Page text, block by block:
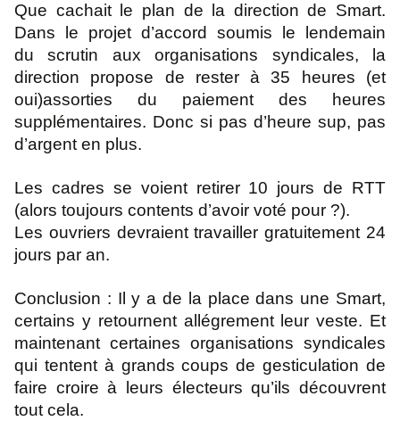
Que cachait le plan de la direction de Smart.
Dans le projet d’accord soumis le lendemain
duscrutin aux organisations syndicales, la
direction propose de rester à 35 heures (et
oui)assorties du paiement des heures
supplémentaires. Donc si pas d’heure sup, pas
d’argent en plus.
Les cadres se voient retirer 10 jours de RTT
(alors toujours contents d’avoir voté pour ?).
Les ouvriers devraient travailler gratuitement 24
jours par an.
Conclusion : Il y a de la place dans une Smart,
certains y retournent allégrement leur veste. Et
maintenant certaines organisations syndicales
qui tentent à grands coups de gesticulation de
faire croire à leurs électeurs qu’ils découvrent
tout cela.